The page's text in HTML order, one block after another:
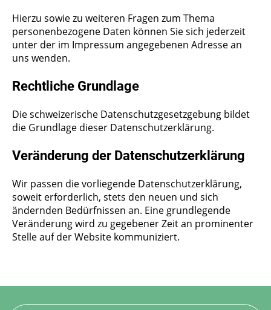
Hierzu sowie zu weiteren Fragen zum Thema
personenbezogene Daten können Sie sich jederzeit
unter der im Impressum angegebenen Adresse an
uns wenden.
Rechtliche Grundlage
Die schweizerische Datenschutzgesetzgebung bildet
die Grundlage dieser Datenschutzerklärung.
Veränderung der Datenschutzerklärung
Wir passen die vorliegende Datenschutzerklärung,
soweit erforderlich, stets den neuen und sich
ändernden Bedürfnissen an. Eine grundlegende
Veränderung wird zu gegebener Zeit an prominenter
Stelle auf der Website kommuniziert.